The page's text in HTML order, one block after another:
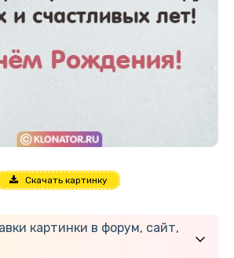
Скачать картинку
картинки в форум, сайт,